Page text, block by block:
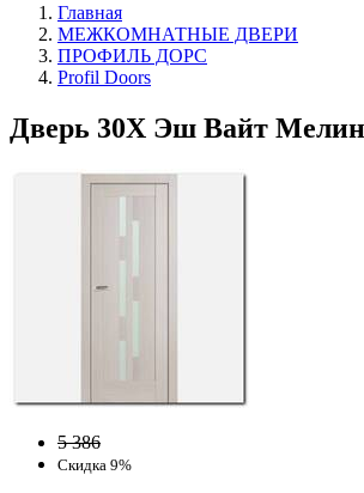
Главная
МЕЖКОМНАТНЫЕ ДВЕРИ
ПРОФИЛЬ ДОРС
Profil Doors
Дверь 30X Эш Вайт
5 386
Скидка 9%